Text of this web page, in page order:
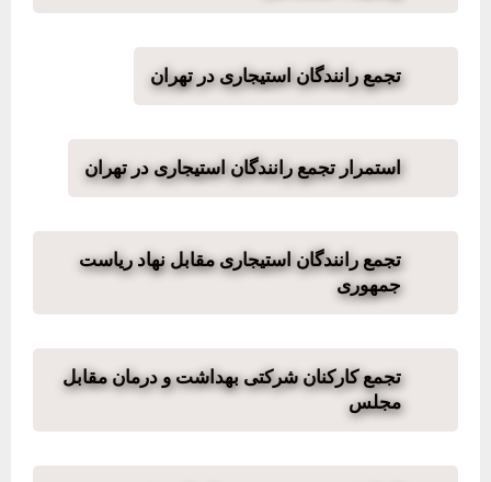
تجمع رانندگان استیجاری در تهران
استمرار تجمع رانندگان استیجاری در تهران
تجمع رانندگان استیجاری مقابل نهاد ریاست
جمهوری
تجمع کارکنان شرکتی بهداشت و درمان مقابل
مجلس